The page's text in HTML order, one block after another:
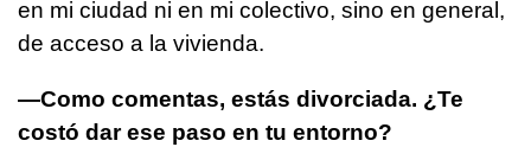
en mi ciudad ni en mi colectivo, sino en general,
de acceso a la vivienda.
—Como comentas, estás divorciada. ¿Te
costó dar ese paso en tu entorno?